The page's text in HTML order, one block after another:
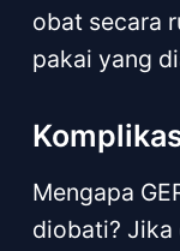
obat secara
pakai yang
Mengapa
diobati? Jika